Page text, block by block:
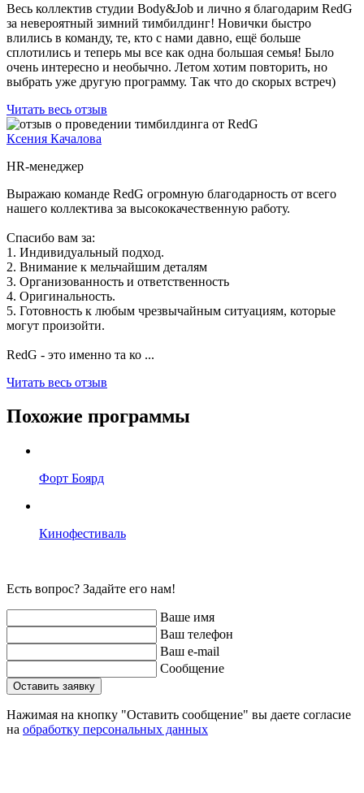
Весь коллектив студии Body&Job и лично я благодарим RedG
за невероятный зимний тимбилдинг! Новички быстро
влились в команду, те, кто с нами давно, ещё больше
сплотились и теперь мы все как одна большая семья! Было
очень интересно и необычно. Летом хотим повторить, но
выбрать уже другую программу. Так что до скорых встреч)
Читать весь отзыв
Ксения Качалова
HR-менеджер
Выражаю команде RedG огромную благодарность от всего
нашего коллектива за высококачественную работу.
Спасибо вам за:
1. Индивидуальный подход.
2. Внимание к мельчайшим деталям
3. Организованность и ответственность
4. Оригинальность.
5. Готовность к любым чрезвычайным ситуациям, которые
могут произойти.
RedG - это именно та ко ...
Читать весь отзыв
Похожие программы
Форт Боярд
Кинофестиваль
Есть вопрос? Задайте его нам!
Ваше имя
Ваш телефон
Ваш e-mail
Сообщение
Оставить заявку
Нажимая на кнопку "Оставить сообщение" вы даете согласие
на обработку персональных данных